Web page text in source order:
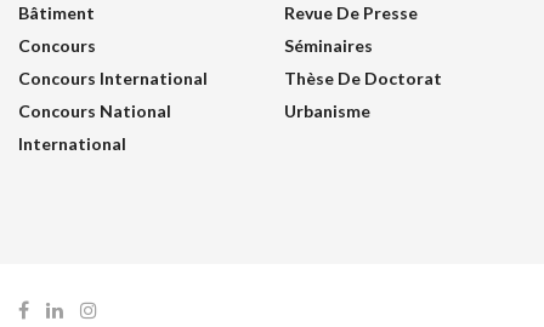
Bâtiment
Concours
Concours International
Concours National
International
Revue De Presse
Séminaires
Thèse De Doctorat
Urbanisme